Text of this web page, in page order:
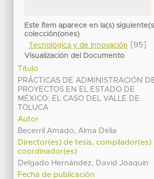
Este ítem aparece en la(s)
colección(ones)
Tecnológica y de Innovación
[95]
Visualización del Documento
Título
PRÁCTICAS DE ADMINISTRACIÓN
PROYECTOS EN EL ESTADO DE
MÉXICO: EL CASO DEL VALLE DE
TOLUCA
Autor
Becerril Amado, Alma Delia
Director(es) de tesis, compilador(es)
coordinador(es)
Delgado Hernández, David Joaquín
Fecha de publicación